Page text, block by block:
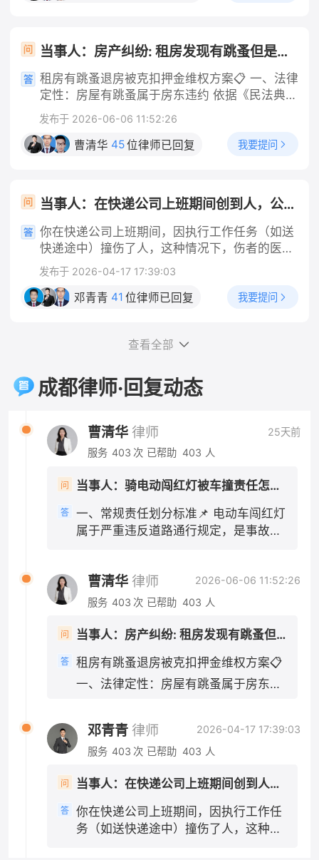
判定同等责任。 即便机动车无任何违法，交强险
依然会优先赔付伤者损失。 二、赔偿规则（重
点，你是电动车一方） 1. 交强险无责赔付规则
机动车交强险不分责任比例，先全额赔付：医疗
医疗费，基本可以由对方交强险全额承担，不用
按责任比例折算。 只有超出交强险限额的部分，
才按照双方责任比例划分承担。 2. 损失承担顺
你自行承担。 车辆维修费：机动车的车损，会按
阶段，你这边实操做法 1. 固定全部证据 保存路
口监控线索、就医病历、检查报告、医疗票据；
向交警提出：机动车行经路口未尽观察、减速注
意义务，请求适当降低自身责任比例。 2. 责任
认定抗辩要点 闯红灯是主要过错，但机动车通过
动车承担次要责任，不要申请全责认定。 3. 不
要轻易自认全责 一旦认定电动车全责，你所有医
维修费用。 四、责任认定几种常见结果 1. 电动
车全责：你承担全部损失，同时赔偿机动车修车
动车主责70%、机动车次责30%：交强险全额赔
付医疗费用，超出部分机动车方承担30%。这是
存在明显超速等严重违法情形才会出现，概率很
强险赔付范围内，即便你是主要责任，个人额外
支出并不会太多；对事故认定书不服，可在收到
当事人：房产纠纷: 租房发现有跳蚤但是签了合同想退房房东不退押金还扣一千
租房有跳蚤退房被克扣押金维权方案📋 一、法律
定性：房屋有跳蚤属于房东违约 依据《民法典》
第七百零八条、第七百一十二条：出租人应当保
证租赁房屋适宜居住，无卫生虫害问题，屋内大
面积滋生跳蚤，达不到正常居住标准，属于出租
依据。 核心举证要点（优先留存证据） 1. 虫害
实景证据：房屋跳蚤实拍视频、照片、消杀沟通
记录、除虫消费票据； 2. 沟通记录：和房东反
映跳蚤问题、提出退房的微信/短信/通话录音；
租金付款截图。 二、分步维权操作 1. 先行书面
协商（成本最低） 向房东发送文字催告（微信/
短信留痕），参考话术： 依据民法典规定，出租
约，现正式解除租赁合同，请于3日内全额退还
依据，逾期不退我将向住建部门投诉并提起诉
讼。 2. 行政投诉（协商无果后） - 12345政务
监管介入调解； - 属地街道办/社区人民调解委
员会：现场申请人民调解，免费组织双方协商退
费。 3. 司法途径（投诉调解无效） 1. 小额诉
人民法院小程序提交立案，诉讼费极低（标的1
万内诉讼费50元）； 2. 申请仲裁：若租赁合同
约定仲裁条款，按约定提起仲裁。 三、⚠️关键
避坑提醒 1. 不要擅自弃房失联：退房时做好房屋
2. 房东不得以“签完合同即不能退租”抗辩：合同
履行前提是房屋符合居住条件，房东先违约在
先，租客法定解约权不受签约约束； 3. 若房东
东，房东无法举证则扣款无效。 需要我帮你草拟
一份发给房东的正式催告短信文案吗？
发布于 2026-06-06 11:52:26
曹清华 45位律师已回复 我要提问
当事人：在快递公司上班期间创到人，公司需不需要报一些医药费 帮问助手：是否在工作任务中撞人？ 当事人：是工作任务 帮问助手：伤者医药费花了多少？ 当事人：几千元
你在快递公司上班期间，因执行工作任务（如送
快递途中）撞伤了人，这种情况下，伤者的医药
费应当由快递公司承担，而不是由你个人承担。
这是法律的明确规定，法律依据是《中华人民共
和国民法典》第一千一百九十一条第一款："用
的是"替代责任"，不问你有没有错 需要特别说明
事。根据法律规定，用人单位承担的是无过错替
代责任——也就是说，只要你是在执行工作任务
的过错，公司都要承担赔偿责任，这是法律的强
制性规定。 二、"工作任务"的认定是关键 你提
到"是工作任务"，这一点非常重要。根据法律规
定和司法实践，判断是否属于"执行工作任务"，
主要看以下几点：事故发生时你是否正在为单位
工作、是否受单位管理、是否在执行单位指派的
任务。快递员在送快递途中发生交通事故，通常
际上是在为单位工作、接受单位管理，法院通常
会认定构成事实上的劳动关系或劳务关系，公司
不能以"不是正式员工"为由免责。 此外，如果快
递公司为车辆或员工投保了商业第三者责任险
（包括交强险等），应首先由保险公司在保险合
同约定的范围内先行赔付，不足部分再由用人单
位承担赔偿责任。伤者医药费几千元，通常在保
险理赔范围内，应先走保险理赔程序。 三、公司
问题。《民法典》第一千一百九十一条同时规
定，用人单位承担侵权责任后，可以向有故意或
者重大过失的工作人员追偿。 也就是说，如果这
次事故中你有故意或重大过失，比如故意撞人、
醉酒驾驶、严重违反交通规则导致事故等，那么
公司在赔偿伤者之后，可以向你追索部分或全部
赔偿款。但如果你只有一般过失（比如正常的驾
驶失误、轻微违反交规但未达到重大过失程
发布于 2026-04-17 17:39:03
邓青青 41 位律师已回复 我要提问
查看全部
成都律师·回复动态
曹清华 律师
25天前
服务 403 次 已帮助 403 人
问 当事人：骑电动闯红灯被车撞责任怎么划分 帮问助手：你是哪一方？ 当事人：骑电动车方 帮问助手：报警了吗？认定书出了吗？责任怎么划分的？ 当事人：已报未定责 帮问助手：有没有人受伤？车损严重吗？ 当事人：有人受伤 帮问助手：伤到哪了？医疗费大概花了多少？ 当事人：轻伤
答
一、常规责任划分标准📌 电动车闯红灯
属于严重违反道路通行规定，是事故主
责（70%及以上），机动车次责（30%
以内），多数情况划定电动车全责；
时等过错：电动车主要责任，机动车次
动车无任何违法，交强险依然会优先赔
付伤者损失。 二、赔偿规则（重点，
赔付：医疗费1.8万限额、伤残相关损失
18万限额。你的轻伤医疗费，基本可以
例折算。 只有超出交强险限额的部分，
才按照双方责任比例划分承担。 2. 损
失承担顺序 交强险先行赔付 → 不足部
分，由机动车商业三者险按次要责任比
曹清华 律师
2026-06-06 11:52:26
服务 403 次 已帮助 403 人
问 当事人：房产纠纷: 租房发现有跳蚤但是签了合同想退房房东不退押金还扣一千
答
租房有跳蚤退房被克扣押金维权方案📋
一、法律定性：房屋有跳蚤属于房东违
适宜居住，无卫生虫害问题，屋内大面
积滋生跳蚤，达不到正常居住标准，属
主张解除租赁合同、全额退还押金，房
东无故扣除1000元无合法依据。 核心
举证要点（优先留存证据） 1. 虫害实景
证据：房屋跳蚤实拍视频、照片、消杀
邓青青 律师
2026-04-17 17:39:03
服务 403 次 已帮助 403 人
问 当事人：在快递公司上班期间创到人，公司需不需要报一些医药费 帮问助手：是否在工作任务中撞人？ 当事人：是工作任务 帮问助手：伤者医药费花了多少？ 当事人：几千元
答
你在快递公司上班期间，因执行工作任
务（如送快递途中）撞伤了人，这种情